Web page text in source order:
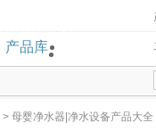
产品库
> 母婴净水器|净水设备产品大全